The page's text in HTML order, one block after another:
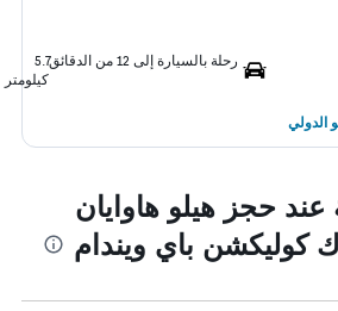
رحلة بالسيارة إلى 12 من الدقائق
5.7
كيلومتر
الدولي
عند حجز هيلو هاوايان
كوليكشن باي ويندام